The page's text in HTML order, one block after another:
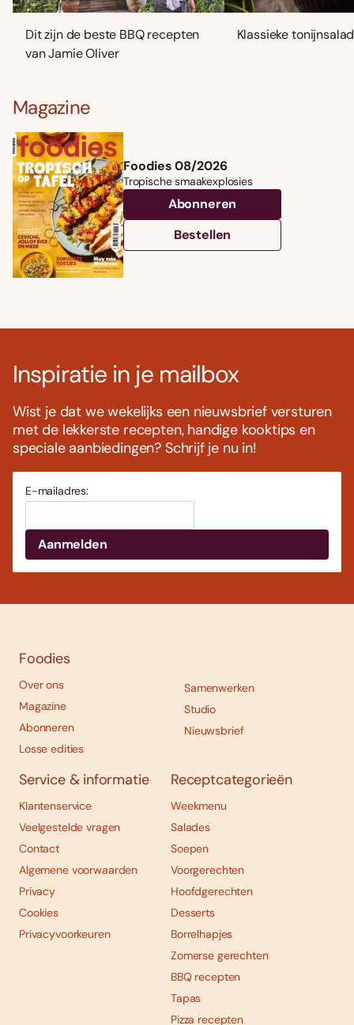
Dit zijn de beste BBQ recepten
van Jamie Oliver
Klassieke
Magazine
Foodies 08/2026
Tropische smaakexplosies
Abonneren
Bestellen
Inspiratie in je mailbox
Wist je dat we wekelijks een nieuwsbrief versturen
met de lekkerste recepten, handige kooktips en
speciale aanbiedingen? Schrijf je nu in!
E-mailadres:
Foodies
Over ons
Magazine
Abonneren
Losse edities
Samenwerken
Studio
Nieuwsbrief
Service & informatie
Klantenservice
Veelgestelde vragen
Contact
Algemene voorwaarden
Privacy
Cookies
Privacyvoorkeuren
Receptcategorieën
Weekmenu
Salades
Soepen
Voorgerechten
Hoofdgerechten
Desserts
Borrelhapjes
Zomerse gerechten
BBQ recepten
Tapas
Pizza recepten